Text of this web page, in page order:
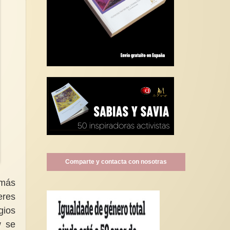
se
Comparte y contacta con nosotras